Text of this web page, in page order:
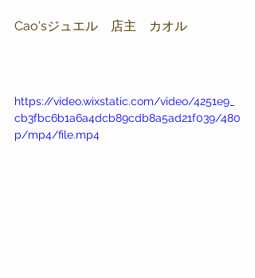
Cao'sジュエル　店主　カオル
https://video.wixstatic.com/video/4251e9_
cb3fbc6b1a6a4dcb89cdb8a5ad21f039/480
p/mp4/file.mp4